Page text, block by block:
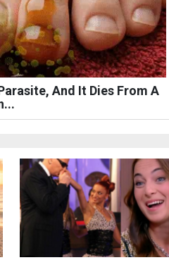
And It Dies From A